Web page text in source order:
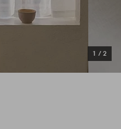
1 / 2